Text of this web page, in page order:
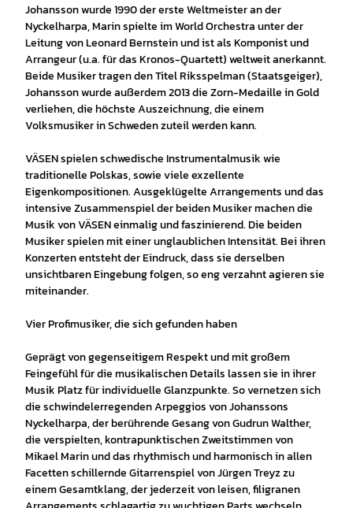
Johansson wurde 1990 der erste Weltmeister an der
Nyckelharpa, Marin spielte im World Orchestra unter der
Leitung von Leonard Bernstein und ist als Komponist und
Arrangeur (u.a. für das Kronos-Quartett) weltweit anerkannt.
Beide Musiker tragen den Titel Riksspelman (Staatsgeiger),
Johansson wurde außerdem 2013 die Zorn-Medaille in Gold
verliehen, die höchste Auszeichnung, die einem
Volksmusiker in Schweden zuteil werden kann.
VÄSEN spielen schwedische Instrumentalmusik wie
traditionelle Polskas, sowie viele exzellente
Eigenkompositionen. Ausgeklügelte Arrangements und das
intensive Zusammenspiel der beiden Musiker machen die
Musik von VÄSEN einmalig und faszinierend. Die beiden
Musiker spielen mit einer unglaublichen Intensität. Bei ihren
Konzerten entsteht der Eindruck, dass sie derselben
unsichtbaren Eingebung folgen, so eng verzahnt agieren sie
miteinander.
Vier Profimusiker, die sich gefunden haben
Geprägt von gegenseitigem Respekt und mit großem
Feingefühl für die musikalischen Details lassen sie in ihrer
Musik Platz für individuelle Glanzpunkte. So vernetzen sich
die schwindelerregenden Arpeggios von Johanssons
Nyckelharpa, der berührende Gesang von Gudrun Walther,
die verspielten, kontrapunktischen Zweitstimmen von
Mikael Marin und das rhythmisch und harmonisch in allen
Facetten schillernde Gitarrenspiel von Jürgen Treyz zu
einem Gesamtklang, der jederzeit von leisen, filigranen